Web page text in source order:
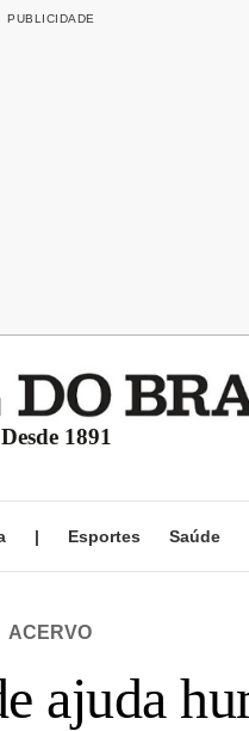
Desde 1891
| Esportes Saúde
ACERVO
ajuda